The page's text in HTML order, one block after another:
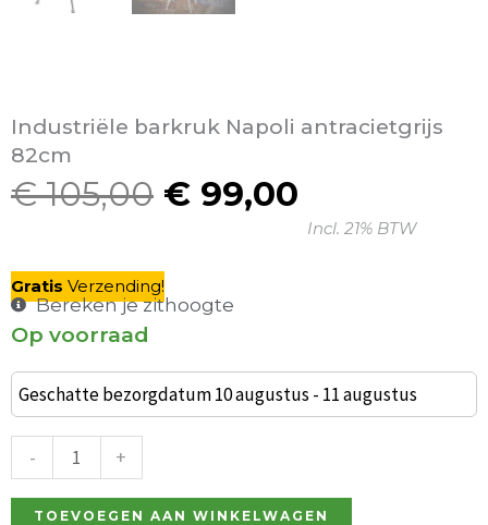
Industriële barkruk Napoli antracietgrijs
82cm
€105,00
Oorspronkelijke
was:
€ 105,00.
€ 99,00
Huidige
prijs
Incl. 21% BTW
Gratis Verzending!
Bereken je zithoogte
Op voorraad
Geschatte bezorgdatum 10 augustus - 11 augustus
-
barkruk
Antibes
aantal
+
TOEVOEGEN AAN WINKELWAGEN